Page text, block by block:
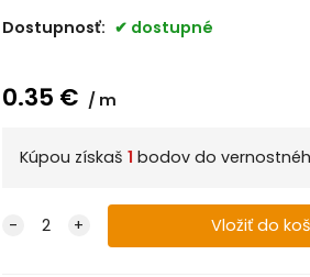
Dostupnosť: dostupné
0.35 € m
Kúpou získaš 1 bodov do